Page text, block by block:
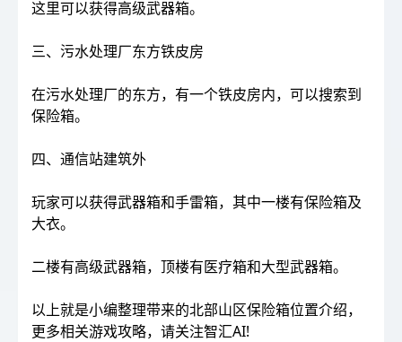
这里可以获得高级武器箱。
三、污水处理厂东方铁皮房
在污水处理厂的东方，有一个铁皮房内，可以搜索到
保险箱。
四、通信站建筑外
玩家可以获得武器箱和手雷箱，其中一楼有保险箱及
大衣。
二楼有高级武器箱，顶楼有医疗箱和大型武器箱。
以上就是小编整理带来的北部山区保险箱位置介绍，
更多相关游戏攻略，请关注智汇AI!